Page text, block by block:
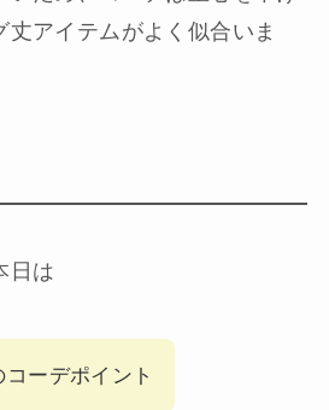
アイテムがよく似合いま
日は
ーデポイント